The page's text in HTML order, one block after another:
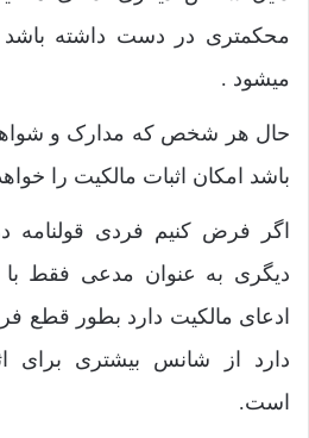
محکمتری در دست داشته باشد
میشود .
حال هر شخص که مدارک و شواهد
باشد امکان اثبات مالکیت را
اگر فرض کنیم فردی قولنامه
دیگری به عنوان مدعی فقط با
ادعای مالکیت دارد بطور قطع
دارد از شانس بیشتری برای
است.